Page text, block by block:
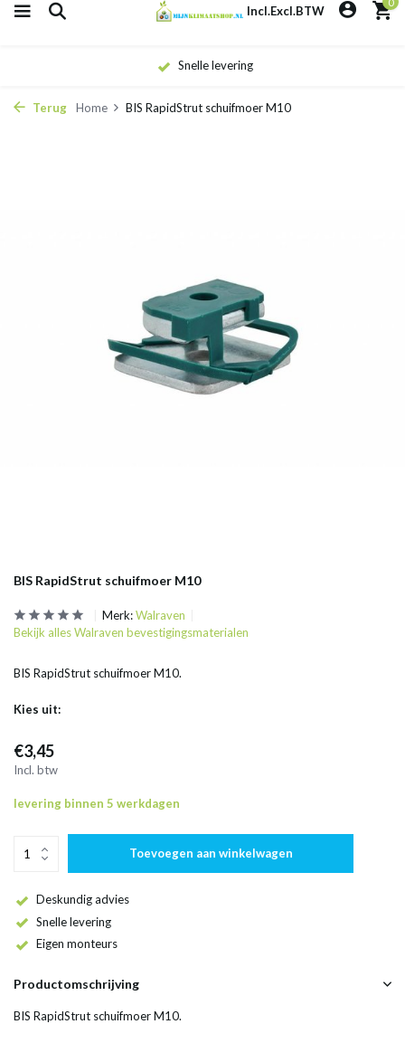
Incl.Excl.BTW
Snelle levering
Terug Home BIS RapidStrut schuifmoer M10
BIS RapidStrut schuifmoer M10
Merk:Walraven
Bekijk alles Walraven bevestigingsmaterialen
BIS RapidStrut schuifmoer M10.
Kies uit:
€3,45
Incl. btw
levering binnen 5 werkdagen
Toevoegen aan winkelwagen
Deskundig advies
Snelle levering
Eigen monteurs
Productomschrijving
BIS RapidStrut schuifmoer M10.